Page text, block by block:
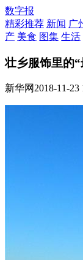
数字报
精彩推荐 新闻 广
产 美食 图集 生活
壮乡服饰里的
新华网2018-11-23